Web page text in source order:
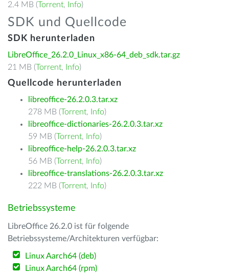
2.4 MB (Torrent, Info)
SDK und Quellcode
SDK herunterladen
LibreOffice_26.2.0_Linux_x86-64_deb_sdk.tar.gz
21 MB (Torrent, Info)
Quellcode herunterladen
libreoffice-26.2.0.3.tar.xz
278 MB (Torrent, Info)
libreoffice-dictionaries-26.2.0.3.tar.xz
59 MB (Torrent, Info)
libreoffice-help-26.2.0.3.tar.xz
56 MB (Torrent, Info)
libreoffice-translations-26.2.0.3.tar.xz
222 MB (Torrent, Info)
Betriebssysteme
LibreOffice 26.2.0 ist für folgende
Betriebssysteme/Architekturen verfügbar:
Linux Aarch64 (deb)
Linux Aarch64 (rpm)